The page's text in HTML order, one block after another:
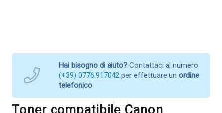
Hai bisogno di aiuto? Contattaci al numero
(+39) 0776.917042 per effettuare un ordine
telefonico
Toner compatibile Canon